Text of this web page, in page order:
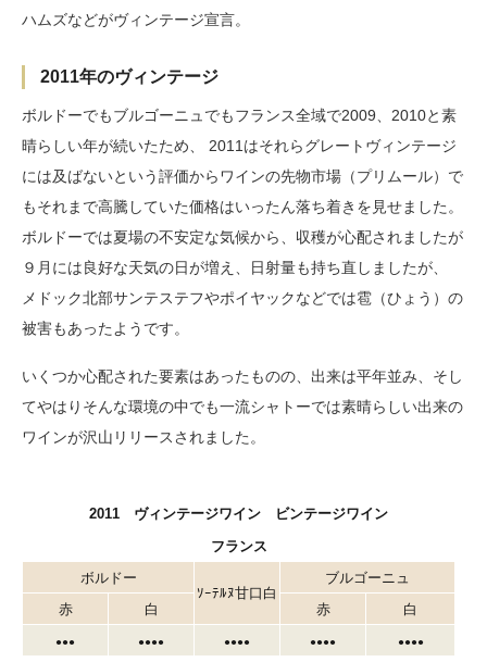
ハムズなどがヴィンテージ宣言。
2011年のヴィンテージ
ボルドーでもブルゴーニュでもフランス全域で2009、2010と素
晴らしい年が続いたため、 2011はそれらグレートヴィンテージ
には及ばないという評価からワインの先物市場（プリムール）で
もそれまで高騰していた価格はいったん落ち着きを見せました。
ボルドーでは夏場の不安定な気候から、収穫が心配されましたが
９月には良好な天気の日が増え、日射量も持ち直しましたが、
メドック北部サンテステフやポイヤックなどでは雹（ひょう）の
被害もあったようです。
いくつか心配された要素はあったものの、出来は平年並み、そし
てやはりそんな環境の中でも一流シャトーでは素晴らしい出来の
ワインが沢山リリースされました。
2011 ヴィンテージワイン ビンテージワイン
フランス
ボルドー
ｿｰﾃﾙﾇ甘口白
ブルゴーニュ
赤
白 赤 白
●●● ●●●● ●●●● ●●●● ●●●●